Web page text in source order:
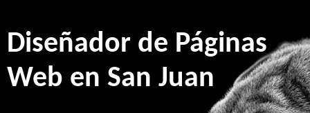
Diseñador de Páginas
Web en San Juan